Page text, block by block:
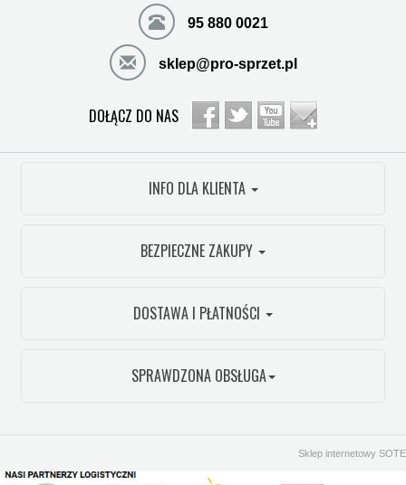
95 880 0021
sklep@pro-sprzet.pl
DOŁĄCZ DO NAS
INFO DLA KLIENTA
BEZPIECZNE ZAKUPY
DOSTAWA I PŁATNOŚCI
SPRAWDZONA OBSŁUGA
Sklep internetowy SOTE